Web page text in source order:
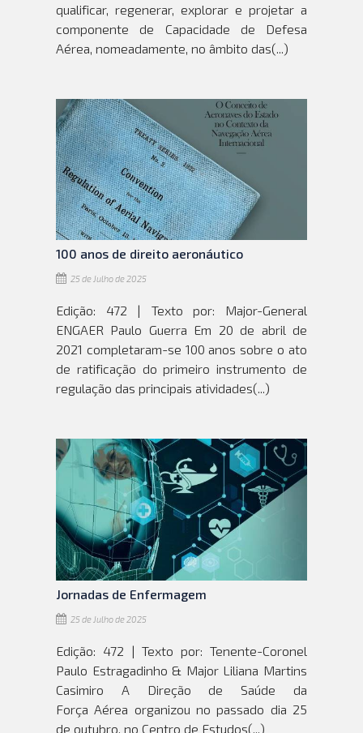
qualificar, regenerar, explorar e projetar a
componente de Capacidade de Defesa
Aérea, nomeadamente, no âmbito das(...)
100 anos de direito aeronáutico
25 de Julho de 2025
Edição: 472 | Texto por: Major-General
ENGAER Paulo Guerra Em 20 de abril de
2021 completaram-se 100 anos sobre o ato
de ratificação do primeiro instrumento de
regulação das principais atividades(...)
Jornadas de Enfermagem
25 de Julho de 2025
Edição: 472 | Texto por: Tenente-Coronel
Paulo Estragadinho & Major Liliana Martins
Casimiro A Direção de Saúde da
Força Aérea organizou no passado dia 25
de outubro, no Centro de Estudos(...)